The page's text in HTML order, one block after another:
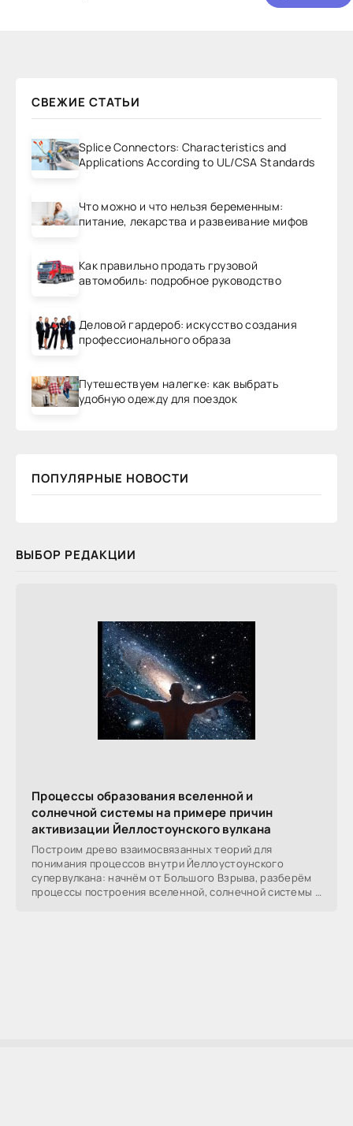
СВЕЖИЕ СТАТЬИ
Splice Connectors: Characteristics and
Applications According to UL/CSA Standards
Что можно и что нельзя беременным:
питание, лекарства и развеивание мифов
Как правильно продать грузовой
автомобиль: подробное руководство
Деловой гардероб: искусство создания
профессионального образа
Путешествуем налегке: как выбрать
удобную одежду для поездок
ПОПУЛЯРНЫЕ НОВОСТИ
ВЫБОР РЕДАКЦИИ
Процессы образования вселенной и
солнечной системы на примере причин
активизации Йеллостоунского вулкана
Построим древо взаимосвязанных теорий для
понимания процессов внутри Йеллоустоунского
супервулкана: начнём от Большого Взрыва, разберём
процессы построения вселенной, солнечной системы в